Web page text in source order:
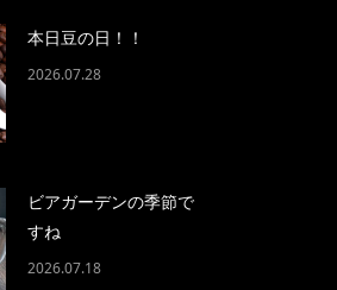
本日豆の日！！
2026.07.28
ビアガーデンの季節で
すね
2026.07.18